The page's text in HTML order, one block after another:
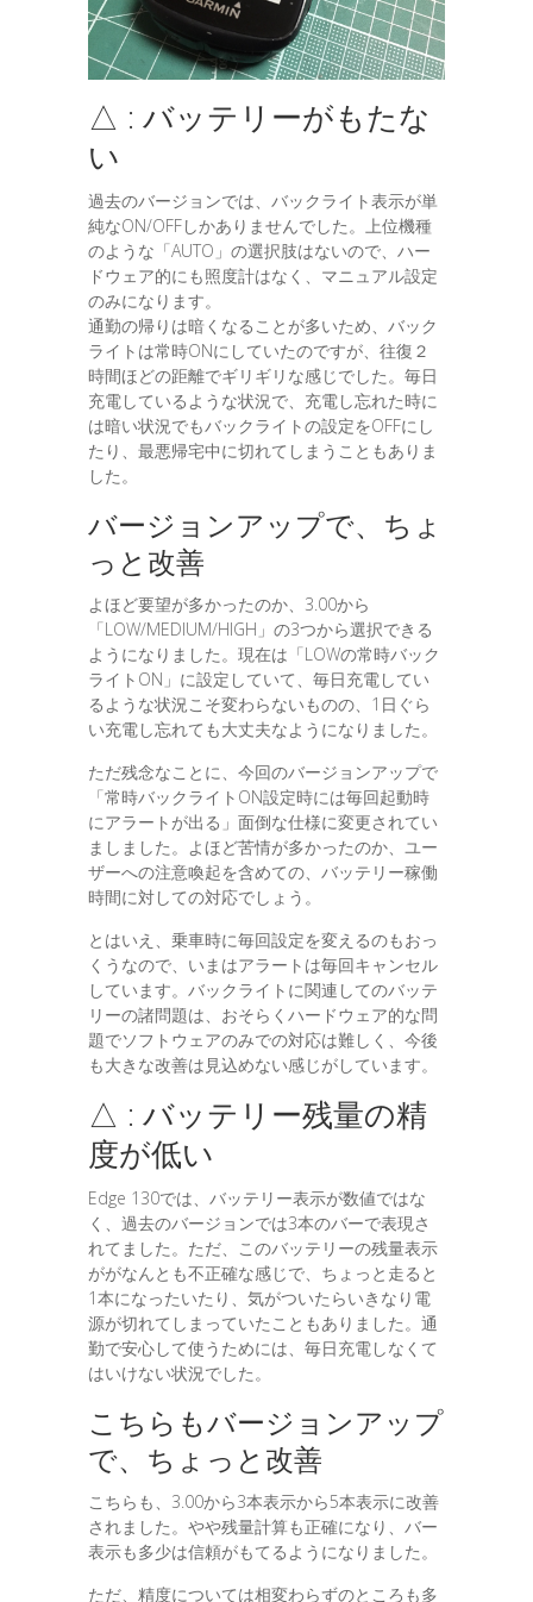
△ : バッテリーがもたな
い
過去のバージョンでは、バックライト表示が単
純なON/OFFしかありませんでした。上位機種
のような「AUTO」の選択肢はないので、ハー
ドウェア的にも照度計はなく、マニュアル設定
のみになります。
通勤の帰りは暗くなることが多いため、バック
ライトは常時ONにしていたのですが、往復２
時間ほどの距離でギリギリな感じでした。毎日
充電しているような状況で、充電し忘れた時に
は暗い状況でもバックライトの設定をOFFにし
たり、最悪帰宅中に切れてしまうこともありま
した。
バージョンアップで、ちょ
っと改善
よほど要望が多かったのか、3.00から
「LOW/MEDIUM/HIGH」の3つから選択できる
ようになりました。現在は「LOWの常時バック
ライトON」に設定していて、毎日充電してい
るような状況こそ変わらないものの、1日ぐら
い充電し忘れても大丈夫なようになりました。
ただ残念なことに、今回のバージョンアップで
「常時バックライトON設定時には毎回起動時
にアラートが出る」面倒な仕様に変更されてい
ましました。よほど苦情が多かったのか、ユー
ザーへの注意喚起を含めての、バッテリー稼働
時間に対しての対応でしょう。
とはいえ、乗車時に毎回設定を変えるのもおっ
くうなので、いまはアラートは毎回キャンセル
しています。バックライトに関連してのバッテ
リーの諸問題は、おそらくハードウェア的な問
題でソフトウェアのみでの対応は難しく、今後
も大きな改善は見込めない感じがしています。
△ : バッテリー残量の精
度が低い
Edge 130では、バッテリー表示が数値ではな
く、過去のバージョンでは3本のバーで表現さ
れてました。ただ、このバッテリーの残量表示
ががなんとも不正確な感じで、ちょっと走ると
1本になったいたり、気がついたらいきなり電
源が切れてしまっていたこともありました。通
勤で安心して使うためには、毎日充電しなくて
はいけない状況でした。
こちらもバージョンアップ
で、ちょっと改善
こちらも、3.00から3本表示から5本表示に改善
されました。やや残量計算も正確になり、バー
表示も多少は信頼がもてるようになりました。
ただ、精度については相変わらずのところも多